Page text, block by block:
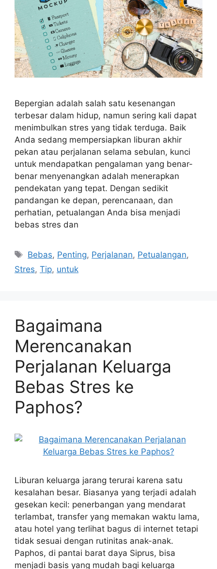
Bepergian adalah salah satu kesenangan
terbesar dalam hidup, namun sering kali dapat
menimbulkan stres yang tidak terduga. Baik
Anda sedang mempersiapkan liburan akhir
pekan atau perjalanan selama sebulan, kunci
untuk mendapatkan pengalaman yang benar-
benar menyenangkan adalah menerapkan
pendekatan yang tepat. Dengan sedikit
pandangan ke depan, perencanaan, dan
perhatian, petualangan Anda bisa menjadi
bebas stres dan
Tags
Bebas, Penting, Perjalanan, Petualangan,
Stres, Tip, untuk
Bagaimana
Merencanakan
Perjalanan Keluarga
Bebas Stres ke
Paphos?
Liburan keluarga jarang terurai karena satu
kesalahan besar. Biasanya yang terjadi adalah
gesekan kecil: penerbangan yang mendarat
terlambat, transfer yang memakan waktu lama,
atau hotel yang terlihat bagus di internet tetapi
tidak sesuai dengan rutinitas anak-anak.
Paphos, di pantai barat daya Siprus, bisa
menjadi basis yang mudah bagi keluarga